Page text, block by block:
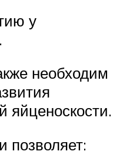
у
необходим
яйценоскости.
позволяет: